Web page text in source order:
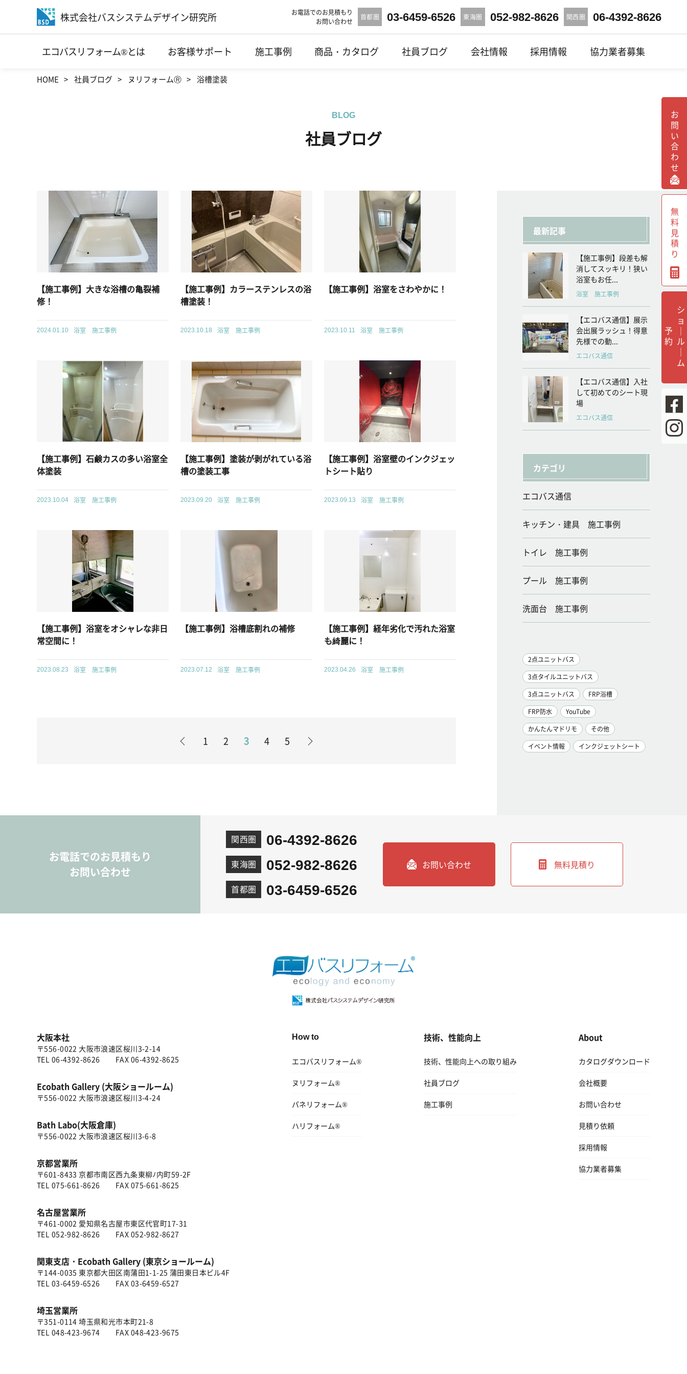
株式会社バスシステムデザイン研究所
エコバスリフォーム®とは お客様サポート 施工事例 商品・カタログ 社員ブログ 会社情報 採用情報 協力業者募集
お電話でのお見積もり
お問い合わせ
首都圏 03-6459-6526 東海圏 052-982-8626 関西圏 06-4392-8626
HOME 社員ブログ ヌリフォームⓇ 浴槽塗装
BLOG
社員ブログ
【施工事例】大きな浴槽の亀裂補
修！
2024.01.10 浴室 施工事例
【施工事例】カラーステンレスの浴
槽塗装！
2023.10.18 浴室 施工事例
【施工事例】浴室をさわやかに！
2023.10.11 浴室 施工事例
【施工事例】石鹸カスの多い浴室全
体塗装
2023.10.04 浴室 施工事例
【施工事例】塗装が剥がれている浴
槽の塗装工事
2023.09.20 浴室 施工事例
【施工事例】浴室壁のインクジェッ
トシート貼り
2023.09.13 浴室 施工事例
【施工事例】浴室をオシャレな非日
常空間に！
2023.08.23 浴室 施工事例
【施工事例】浴槽底割れの補修
2023.07.12 浴室 施工事例
【施工事例】経年劣化で汚れた浴室
も綺麗に！
2023.04.26 浴室 施工事例
1 2 3 4 5
最新記事
【施工事例】段差も解
消してスッキリ！狭い
浴室もお任...
浴室 施工事例
【エコバス通信】展示
会出展ラッシュ！得意
先様での動...
エコバス通信
【エコバス通信】入社
して初めてのシート現
場
エコバス通信
カテゴリ
エコバス通信
キッチン・建具 施工事例
トイレ 施工事例
プール 施工事例
洗面台 施工事例
2点ユニットバス
3点タイルユニットバス
3点ユニットバス
FRP浴槽
FRP防水
YouTube
かんたんマドリモ
その他
イベント情報
インクジェットシート
お電話でのお見積もり
お問い合わせ
関西圏 06-4392-8626
東海圏 052-982-8626
首都圏 03-6459-6526
お問い合わせ 無料見積り
お問い合わせ
無料見積り
シ
ョ
｜ ル
｜
ム
予
約
大阪本社
〒556-0022 大阪市浪速区桜川3-2-14
TEL 06-4392-8626 FAX 06-4392-8625
Ecobath Gallery (大阪ショールーム)
〒556-0022 大阪市浪速区桜川3-4-24
Bath Labo(大阪倉庫)
〒556-0022 大阪市浪速区桜川3-6-8
京都営業所
〒601-8433 京都市南区西九条東柳ﾉ内町59-2F
TEL 075-661-8626 FAX 075-661-8625
名古屋営業所
〒461-0002 愛知県名古屋市東区代官町17-31
TEL 052-982-8626 FAX 052-982-8627
関東支店・Ecobath Gallery (東京ショールーム)
〒144-0035 東京都大田区南蒲田1-1-25 蒲田東日本ビル4F
TEL 03-6459-6526 FAX 03-6459-6527
埼玉営業所
〒351-0114 埼玉県和光市本町21-8
TEL 048-423-9674 FAX 048-423-9675
How to
エコバスリフォーム®
ヌリフォーム®
パネリフォーム®
ハリフォーム®
技術、性能向上
技術、性能向上への取り組み
社員ブログ
施工事例
About
カタログダウンロード
会社概要
お問い合わせ
見積り依頼
採用情報
協力業者募集